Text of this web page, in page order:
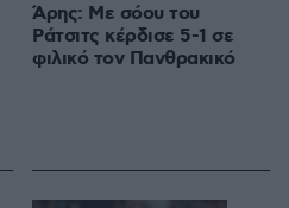
Άρης: Με σόου του
Ράτσιτς κέρδισε 5-1 σε
φιλικό τον Πανθρακικό